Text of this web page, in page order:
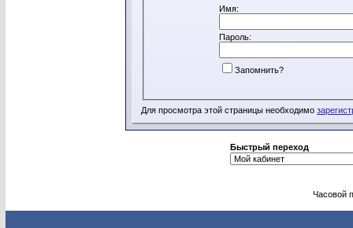
Имя:
Пароль:
Запомнить?
Для просмотра этой страницы необходимо
Быстрый переход
Часовой